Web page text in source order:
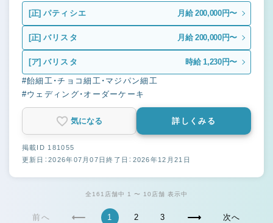
[正] パティシエ 月給 200,000円〜
[正] バリスタ 月給 200,000円〜
[ア] バリスタ 時給 1,230円〜
#飴細工・チョコ細工・マジパン細工
#ウェディング・オーダーケーキ
気になる 詳しくみる
掲載ID 181055
更新日：2026年07月07日終了日：2026年12月21日
全161店舗中 1 〜 10店舗 表示中
前へ 1 2 3 次へ